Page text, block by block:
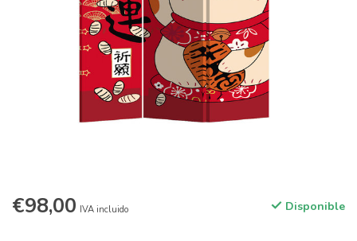
€98,00 IVA incluido Disponible